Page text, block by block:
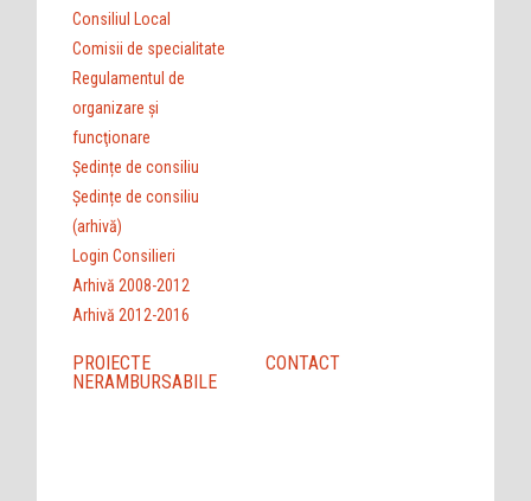
Consiliul Local
Comisii de specialitate
Regulamentul de
organizare şi
funcţionare
Ședințe de consiliu
Ședințe de consiliu
(arhivă)
Login Consilieri
Arhivă 2008-2012
Arhivă 2012-2016
PROIECTE
NERAMBURSABILE
CONTACT